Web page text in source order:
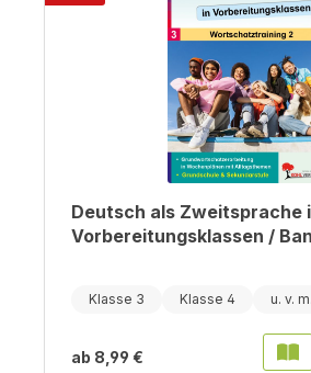
Deutsch als Zweitsprache
Vorbereitungsklassen /
Klasse 3 Klasse 4
ab 8,99 €